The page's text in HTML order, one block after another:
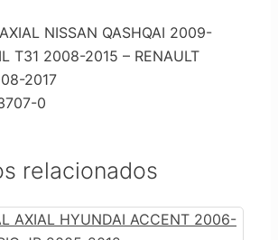
NISSAN QASHQAI 2009-
T31 2008-2015 – RENAULT
2017
0
relacionados